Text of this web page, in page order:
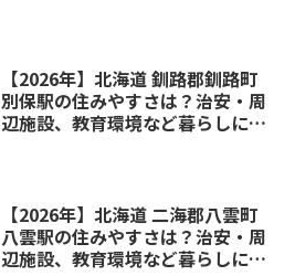
【2026年】北海道 釧路郡釧路町
別保駅の住みやすさは？治安・周
辺施設、教育環境など暮らしに関
【2026年】北海道 二海郡八雲町
八雲駅の住みやすさは？治安・周
辺施設、教育環境など暮らしに関